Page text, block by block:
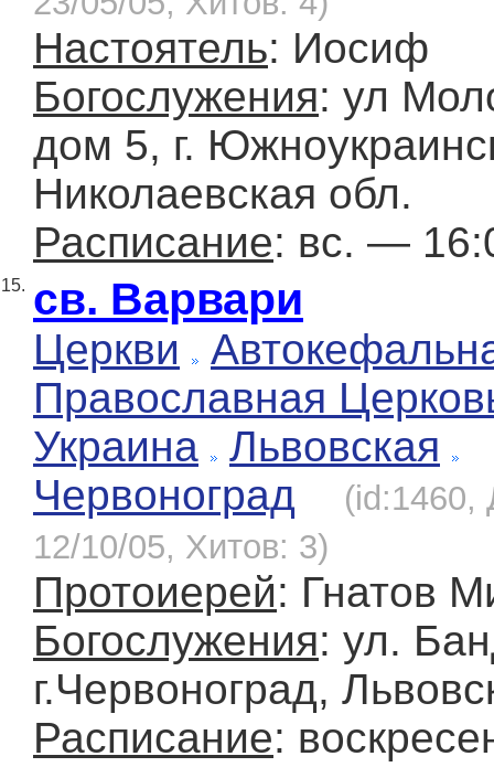
Настоятель: Иосиф
Богослужения: ул
дом 5, г.
Николаевская обл.
Расписание: вс. —
15. св. Варвари
Церкви
Православная
Украина
Львовская
Червоноград
(id:1460,
12/10/05, Хитов: 3)
Протоиерей: Гнатов
Богослужения: ул.
г.Червоноград,
Расписание: